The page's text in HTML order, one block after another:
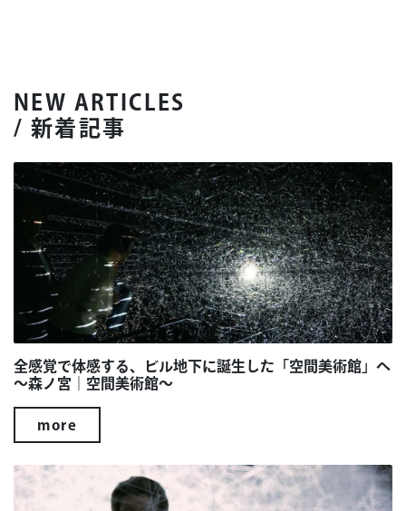
NEW ARTICLES
/ 新着記事
全感覚で体感する、ビル地下に誕生した「空間美術館」へ
～森ノ宮｜空間美術館～
more